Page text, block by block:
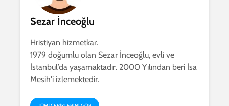
Sezar İnceoğlu
Hristiyan hizmetkar.
1979 doğumlu olan Sezar İnceoğlu, evli ve
İstanbul’da yaşamaktadır. 2000 Yılından beri İsa
Mesih'i izlemektedir.